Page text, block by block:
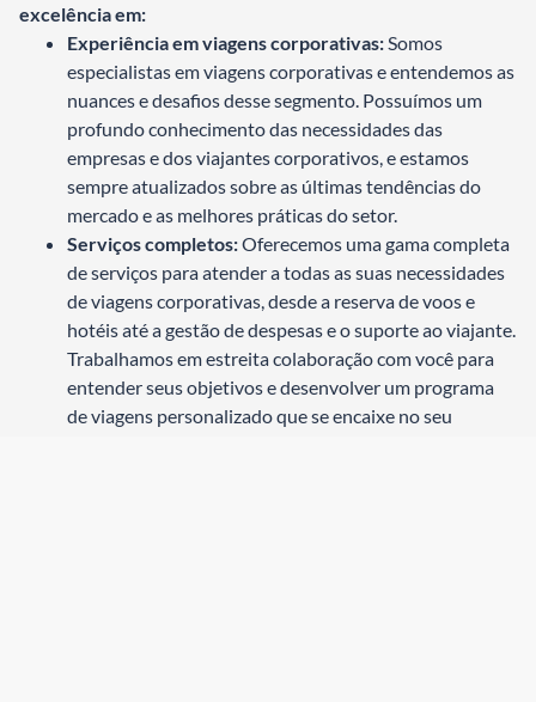
excelência em:
Experiência em viagens corporativas: Somos
especialistas em viagens corporativas e entendemos as
nuances e desafios desse segmento. Possuímos um
profundo conhecimento das necessidades das
empresas e dos viajantes corporativos, e estamos
sempre atualizados sobre as últimas tendências do
mercado e as melhores práticas do setor.
Serviços completos:Oferecemos uma gama completa
de serviços para atender a todas as suas necessidades
de viagens corporativas, desde a reserva de voos e
hotéis até a gestão de despesas e o suporte ao viajante.
Trabalhamos em estreita colaboração com você para
entender seus objetivos e desenvolver um programa
de viagens personalizado que se encaixe no seu